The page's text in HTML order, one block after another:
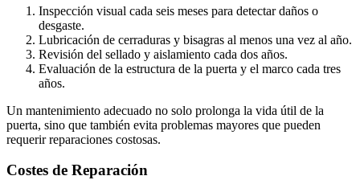
Inspección visual cada seis meses para detectar daños o
desgaste.
Lubricación de cerraduras y bisagras al menos una vez al año.
Revisión del sellado y aislamiento cada dos años.
Evaluación de la estructura de la puerta y el marco cada tres
años.
Un mantenimiento adecuado no solo prolonga la vida útil de la
puerta, sino que también evita problemas mayores que pueden
requerir reparaciones costosas.
Costes de Reparación